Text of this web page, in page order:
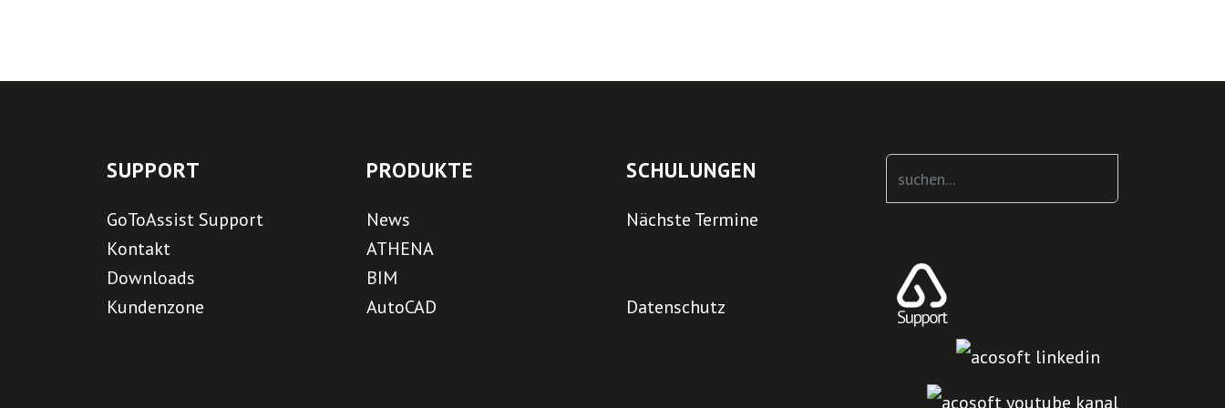
SUPPORT
GoToAssist Support
Kontakt
Downloads
Kundenzone
PRODUKTE
News
ATHENA
BIM
AutoCAD
SCHULUNGEN
Nächste Termine
Datenschutz
...